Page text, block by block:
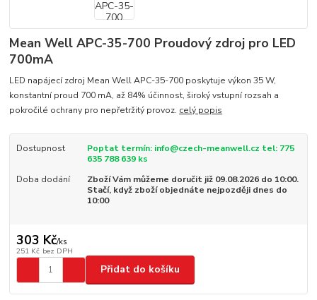
Mean Well APC-35-700 Proudový zdroj pro LED
700mA
LED napájecí zdroj Mean Well APC-35-700 poskytuje výkon 35 W,
konstantní proud 700 mA, až 84% účinnost, široký vstupní rozsah a
pokročilé ochrany pro nepřetržitý provoz. celý popis
Dostupnost
Poptat termín: info@czech-meanwell.cz tel: 775
635 788 639 ks
Doba dodání
Zboží Vám můžeme doručit již 09.08.2026 do 10:00.
Stačí, když zboží objednáte nejpozději dnes do
10:00
303 Kč/ks
251 Kč bez DPH
Přidat do košíku